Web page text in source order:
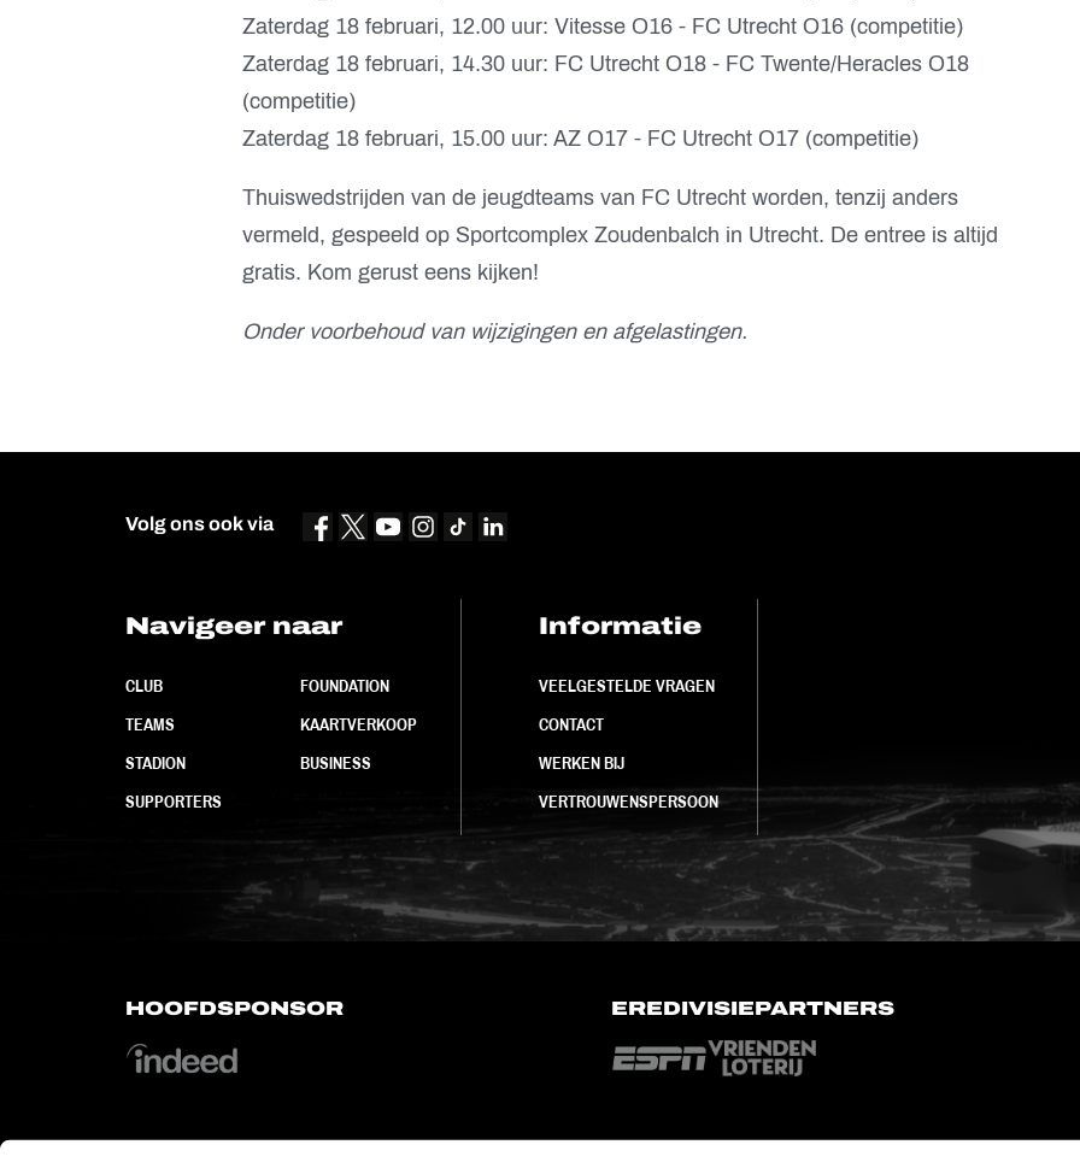
Zaterdag 18 februari, 12.00 uur: Vitesse O16 - FC Utrecht O16 (competitie)
Zaterdag 18 februari, 14.30 uur: FC Utrecht O18 - FC Twente/Heracles O18
(competitie)
Zaterdag 18 februari, 15.00 uur: AZ O17 - FC Utrecht O17 (competitie)
Thuiswedstrijden van de jeugdteams van FC Utrecht worden, tenzij anders
vermeld, gespeeld op Sportcomplex Zoudenbalch in Utrecht. De entree is altijd
gratis. Kom gerust eens kijken!
Onder voorbehoud van wijzigingen en afgelastingen.
Volg ons ook via
Navigeer naar
CLUB
TEAMS
STADION
SUPPORTERS
FOUNDATION
KAARTVERKOOP
BUSINESS
Informatie
VEELGESTELDE VRAGEN
CONTACT
WERKEN BIJ
VERTROUWENSPERSOON
HOOFDSPONSOR EREDIVISIEPARTNERS